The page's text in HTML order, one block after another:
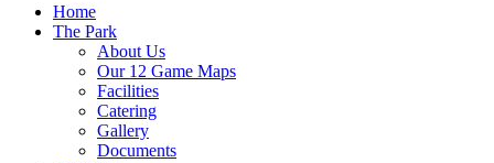
Home
The Park
About Us
Our 12 Game Maps
Facilities
Catering
Gallery
Documents